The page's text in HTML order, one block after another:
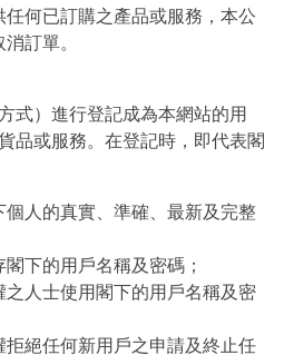
何已訂購之產品或服務，本公
訂單。
式）進行登記成為本網站的用
品或服務。在登記時，即代表閣
個人的真實、準確、最新及完整
下的用戶名稱及密碼；
之人士使用閣下的用戶名稱及密
拒絕任何新用戶之申請及終止任